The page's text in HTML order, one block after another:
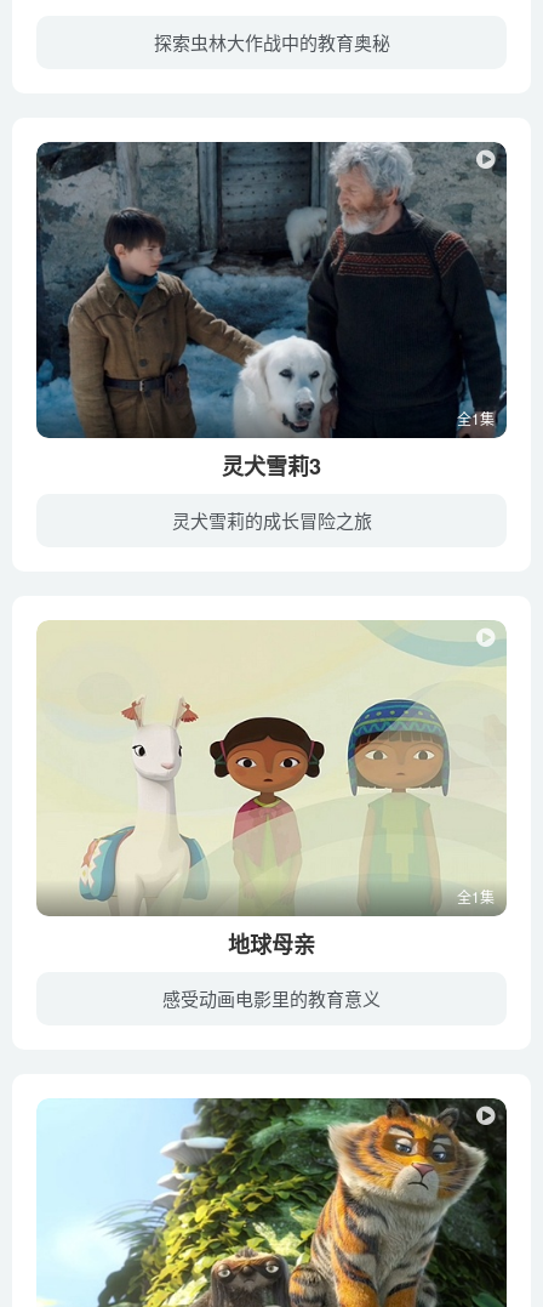
探索虫林大作战中的教育奥秘
全1集
灵犬雪莉3
灵犬雪莉的成长冒险之旅
全1集
地球母亲
感受动画电影里的教育意义